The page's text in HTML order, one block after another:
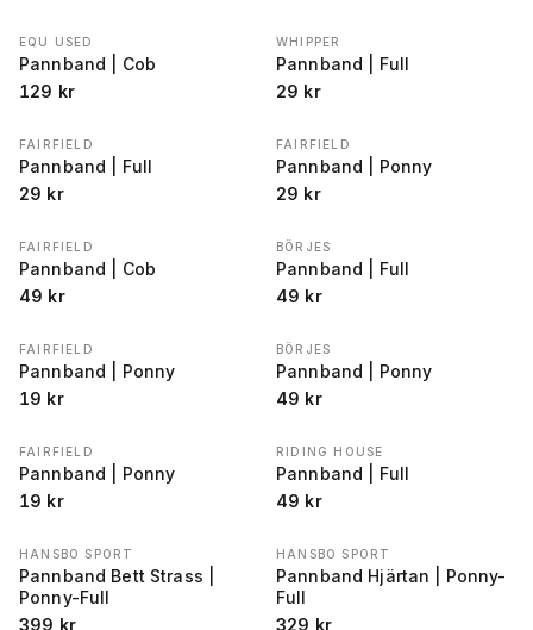
EQU USED
Pannband | Cob
129 kr
WHIPPER
Pannband | Full
29 kr
FAIRFIELD
Pannband | Full
29 kr
FAIRFIELD
Pannband | Ponny
29 kr
FAIRFIELD
Pannband | Cob
49 kr
BÖRJES
Pannband | Full
49 kr
FAIRFIELD
Pannband | Ponny
19 kr
BÖRJES
Pannband | Ponny
49 kr
FAIRFIELD
Pannband | Ponny
19 kr
RIDING HOUSE
Pannband | Full
49 kr
HANSBO SPORT
Pannband Bett Strass |
Ponny-Full
399 kr
HANSBO SPORT
Pannband Hjärtan | Ponny-
Full
329 kr